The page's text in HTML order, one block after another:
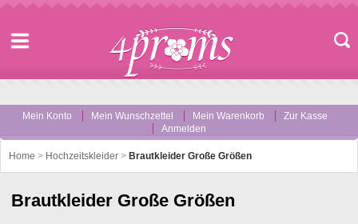
Mein Konto Mein Wunschzettel Mein Warenkorb
Zur Kasse
Anmelden
Home > Hochzeitskleider > Brautkleider Große Größen
Brautkleider Große Größen